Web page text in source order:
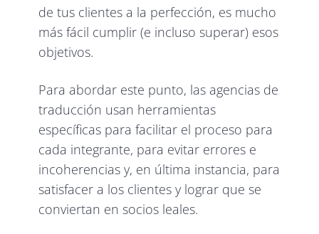
de tus clientes a la perfección, es mucho
más fácil cumplir (e incluso superar) esos
objetivos.
Para abordar este punto, las agencias de
traducción usan herramientas
específicas para facilitar el proceso para
cada integrante, para evitar errores e
incoherencias y, en última instancia, para
satisfacer a los clientes y lograr que se
conviertan en socios leales.